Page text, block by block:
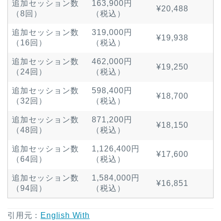
追加セッション数
（8回）
163,900円
（税込）
¥20,488
追加セッション数
（16回）
319,000円
（税込）
¥19,938
追加セッション数
（24回）
462,000円
（税込）
¥19,250
追加セッション数
（32回）
598,400円
（税込）
¥18,700
追加セッション数
（48回）
871,200円
（税込）
¥18,150
追加セッション数
（64回）
1,126,400円
（税込）
¥17,600
追加セッション数
（94回）
1,584,000円
（税込）
¥16,851
引用元： English With